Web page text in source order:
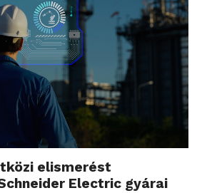
elismerést
Electric gyárai